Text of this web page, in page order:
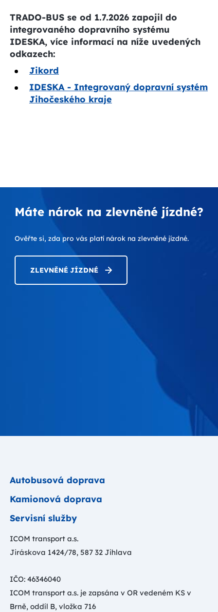
TRADO-BUS se od 1.7.2026 zapojil do
integrovaného dopravního systému
IDESKA, více informací na níže uvedených
odkazech:
Jikord
IDESKA - Integrovaný dopravní systém
Jihočeského kraje
Máte nárok na zlevněné jízdné?
Ověřte si, zda pro vás platí nárok na zlevněné jízdné.
ZLEVNĚNÉ JÍZDNÉ
Autobusová doprava
Kamionová doprava
Servisní služby
ICOM transport a.s.
Jiráskova 1424/78, 587 32 Jihlava
IČO: 46346040
ICOM transport a.s. je zapsána v OR vedeném KS v
Brně, oddíl B, vložka 716